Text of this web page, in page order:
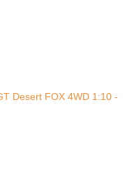
Desert FOX 4WD 1:10 -